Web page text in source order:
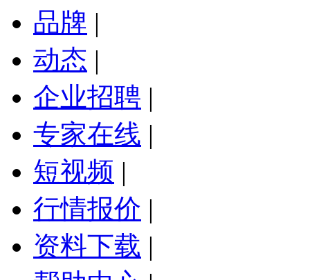
品牌 |
动态 |
企业招聘 |
专家在线 |
短视频 |
行情报价 |
资料下载 |